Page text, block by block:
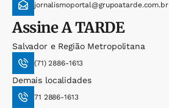
jornalismoportal@grupoatarde.com.br
AssineA TARDE
Salvador e Região Metropolitana
(71) 2886-1613
Demais localidades
71 2886-1613